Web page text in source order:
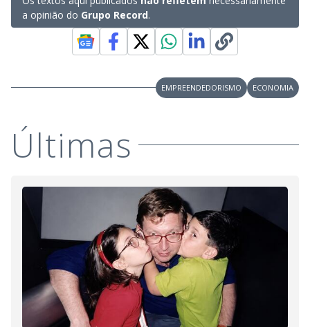
a opinião do Grupo Record.
EMPREENDEDORISMO ECONOMIA
Últimas